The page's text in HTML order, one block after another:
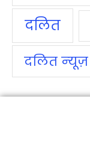
दलित
दलित न्‍यूज़